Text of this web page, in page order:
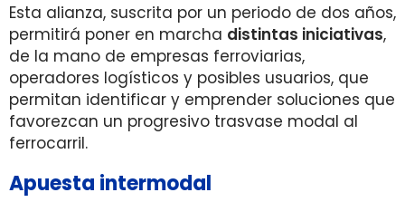
Esta alianza, suscrita por un periodo de dos años,
permitirá poner en marcha distintas iniciativas,
de la mano de empresas ferroviarias,
operadores logísticos y posibles usuarios, que
permitan identificar y emprender soluciones que
favorezcan un progresivo trasvase modal al
ferrocarril.
Apuesta intermodal